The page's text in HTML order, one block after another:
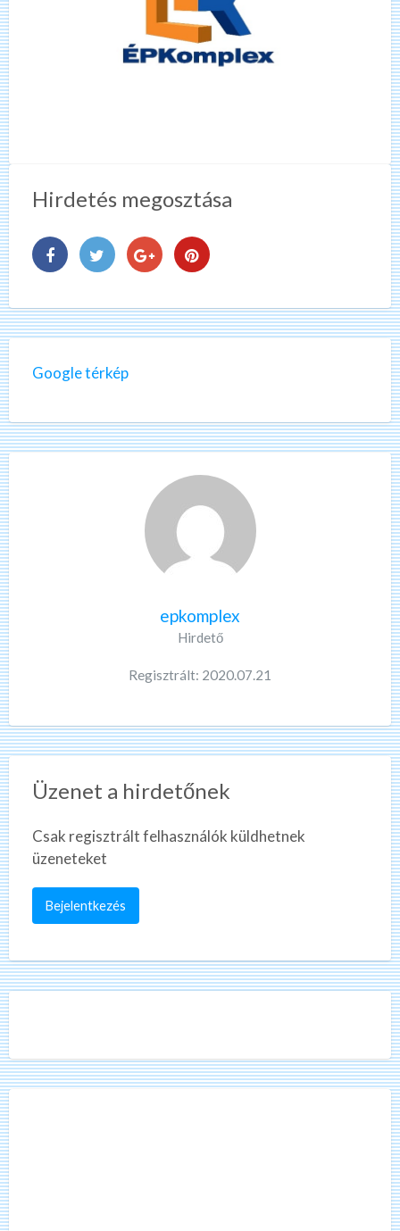
Hirdetés megosztása
Google térkép
epkomplex
Hirdető
Regisztrált: 2020.07.21
Üzenet a hirdetőnek
Csak regisztrált felhasználók küldhetnek
üzeneteket
Bejelentkezés